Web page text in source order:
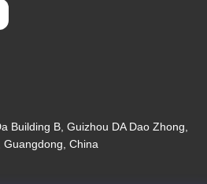
Building B, Guizhou DA Dao Zhong,
China